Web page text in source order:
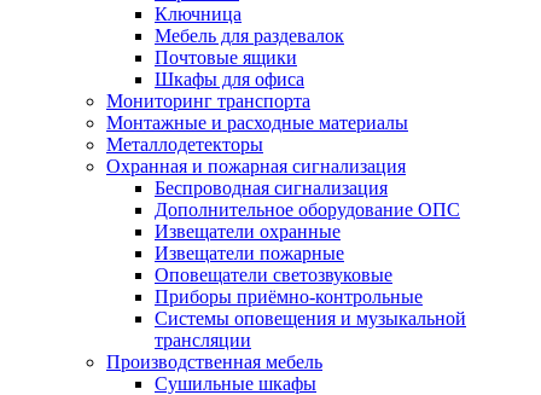
Ключница
Мебель для раздевалок
Почтовые ящики
Шкафы для офиса
Мониторинг транспорта
Монтажные и расходные материалы
Металлодетекторы
Охранная и пожарная сигнализация
Беспроводная сигнализация
Дополнительное оборудование ОПС
Извещатели охранные
Извещатели пожарные
Оповещатели светозвуковые
Приборы приёмно-контрольные
Системы оповещения и музыкальной
трансляции
Производственная мебель
Cушильные шкафы